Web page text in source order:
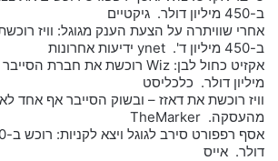
ב-450 מיליון דולר. גיקטיים
אחרי שוויתרה על הצעת הענק מגוגל: וויז
ב-450 מיליון ד'. ynet ידיעות אחרונות
מיליון דולר. כלכליסט
וויז רוכשת את דאזז – ובשוק הסייבר אף אחד
מהעסקה. TheMarker
דולר. אייס